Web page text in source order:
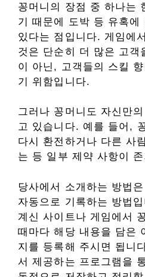
꽁머니의 장점 중 하나는
기 때문에 도박 등 유혹에
있다는 점입니다. 게임에
것은 단순히 더 많은 고객
이 아닌, 고객들의 스킬
기 위함입니다.
그러나 꽁머니도 자신만
고 있습니다. 예를 들어,
다시 환전하거나 다른 사
는 등 일부 제약 사항이
당사에서 소개하는 방법
자동으로 기록하는 방법
계신 사이트나 게임에서
때마다 해당 내용을 담은
지를 등록해 주시면 됩니
서 제공하는 프로그램을